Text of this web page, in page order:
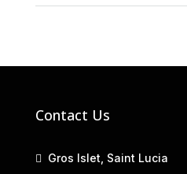
Contact Us
Gros Islet, Saint Lucia